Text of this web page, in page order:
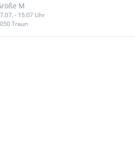
M
- 15:07 Uhr
Traun